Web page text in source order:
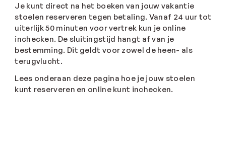
Je kunt direct na het boeken van jouw vakantie
stoelen reserveren tegen betaling. Vanaf 24 uur tot
uiterlijk 50 minuten voor vertrek kun je online
inchecken. De sluitingstijd hangt af van je
bestemming. Dit geldt voor zowel de heen- als
terugvlucht.
Lees onderaan deze pagina hoe je jouw stoelen
kunt reserveren en online kunt inchecken.